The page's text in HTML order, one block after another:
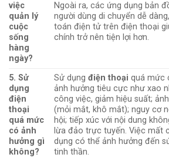
việc
quản lý
cuộc
sống
hàng
ngày?
Ngoài ra, các ứng dụng bản
người dùng di chuyển dễ
toán điện tử trên điện thoại
chính trở nên tiện lợi hơn.
5. Sử
dụng
điện
thoại
quá mức
có ảnh
hưởng gì
không?
Sử dụngđiện thoại quá mức
ảnh hưởng tiêu cực như xao
công việc, giảm hiệu suất;
(mỏi mắt, khô mắt); nguy cơ
hội; tiếp xúc với nội dung
lừa đảo trực tuyến. Việc mất
dụng có thể ảnh hưởng đến
tinh thần.